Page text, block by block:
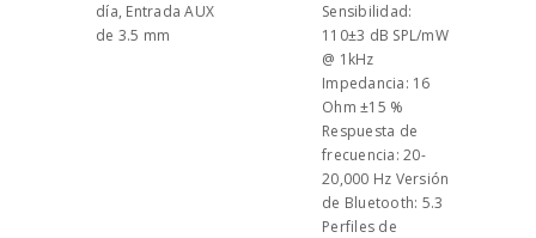
día, Entrada AUX
de 3.5 mm
Sensibilidad:
110±3 dB SPL/mW
@ 1kHz
Impedancia: 16
Ohm ±15 %
Respuesta de
frecuencia: 20-
20,000 Hz Versión
de Bluetooth: 5.3
Perfiles de